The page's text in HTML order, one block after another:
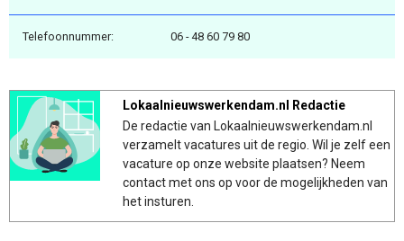
Telefoonnummer: 06 - 48 60 79 80
Lokaalnieuwswerkendam.nl Redactie
De redactie van Lokaalnieuwswerkendam.nl
verzamelt vacatures uit de regio. Wil je zelf een
vacature op onze website plaatsen? Neem
contact met ons op voor de mogelijkheden van
het insturen.